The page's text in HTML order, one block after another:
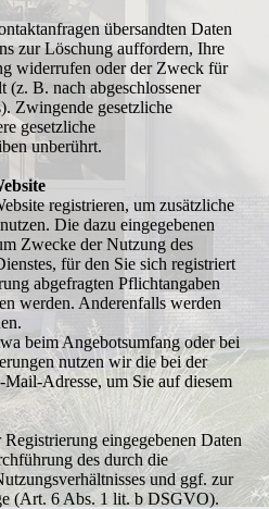
übersandten Daten
zur Löschung auffordern, Ihre
widerrufen oder der Zweck für
(z. B. nach abgeschlossener
Zwingende gesetzliche
gesetzliche
unberührt.
registrieren, um zusätzliche
Die dazu eingegebenen
Zwecke der Nutzung des
für den Sie sich registriert
abgefragten Pflichtangaben
werden. Anderenfalls werden
beim Angebotsumfang oder bei
nutzen wir die bei der
Adresse, um Sie auf diesem
eingegebenen Daten
des durch die
und ggf. zur
(Art. 6 Abs. 1 lit. b DSGVO).